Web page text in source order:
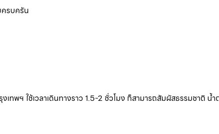
ครบครัน
ฯ ใช้เวลาเดินทางราว 1.5-2 ชั่วโมง ก็สามารถสัมผัสธรรมชาติ น้ำ